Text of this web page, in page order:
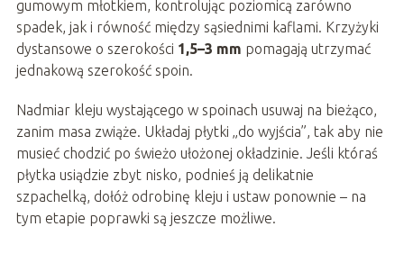
gumowym młotkiem, kontrolując poziomicą zarówno
spadek, jak i równość między sąsiednimi kaflami. Krzyżyki
dystansowe o szerokości 1,5–3 mm pomagają utrzymać
jednakową szerokość spoin.
Nadmiar kleju wystającego w spoinach usuwaj na bieżąco,
zanim masa zwiąże. Układaj płytki „do wyjścia”, tak aby nie
musieć chodzić po świeżo ułożonej okładzinie. Jeśli któraś
płytka usiądzie zbyt nisko, podnieś ją delikatnie
szpachelką, dołóż odrobinę kleju i ustaw ponownie – na
tym etapie poprawki są jeszcze możliwe.